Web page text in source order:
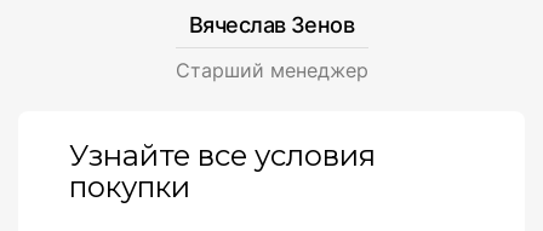
Вячеслав Зенов
Cтарший менеджер
Узнайте все условия
покупки